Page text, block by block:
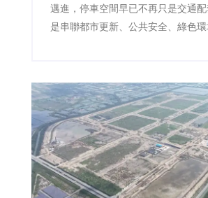
邁進，停車空間早已不再只是交通
是串聯都市更新、公共安全、綠色
思維，成功打造兼具停車、景觀、
計的公共工程，今年更於「2026國家
獎」一舉榮獲3項金質獎、1項優質
嘉義市推動高品質公共建設的卓越
專業評審一致肯定。